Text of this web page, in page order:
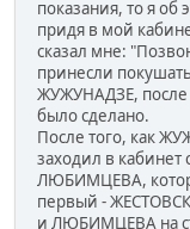
показания, то я
придя в мой
сказал мне:
принесли
ЖУЖУНАДЗЕ, после
было сделано.
После того, как
заходил в
ЛЮБИМЦЕВА,
первый -
и ЛЮБИМЦЕВА на